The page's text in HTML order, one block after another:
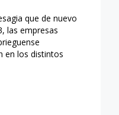
que de nuevo
las empresas
en los distintos